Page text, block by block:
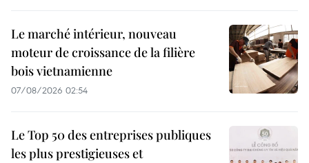
Le marché intérieur, nouveau
moteur de croissance de la filière
bois vietnamienne
07/08/2026 02:54
Le Top 50 des entreprises publiques
les plus prestigieuses et